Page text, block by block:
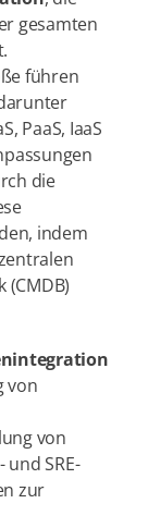
gesamten
führen
PaaS, IaaS
die
indem
von
von
SRE-
zur